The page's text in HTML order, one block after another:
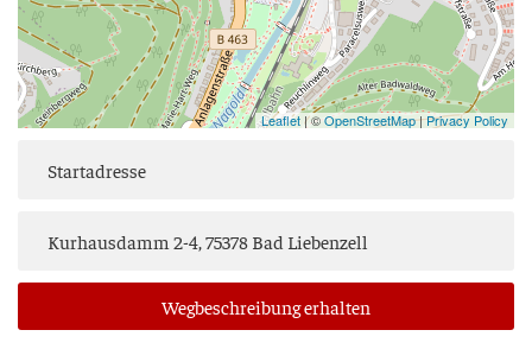
Leaflet| ©OpenStreetMap|Privacy Policy
Weg­be­schrei­bung erhalten